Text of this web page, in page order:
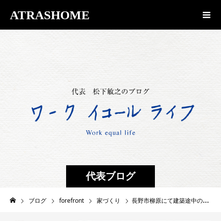
ATRASHOME
代表ブログ
ブログ forefront 家づくり 長野市柳原にて建築途中の様子がご覧頂ける見学会を明日から実施します！